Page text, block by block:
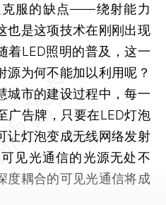
服的缺点——绕射能力
也是这项技术在刚刚出现
着LED照明的普及，这一
源为何不能加以利用呢？
城市的建设过程中，每一
广告牌，只要在LED灯泡
让灯泡变成无线网络发射
见光通信的光源无处不
度耦合的可见光通信将成